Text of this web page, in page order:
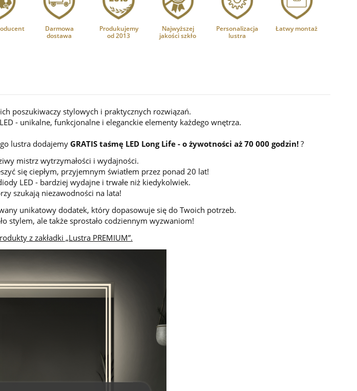
Darmowa
dostawa
Produkujemy
od 2013
Najwyższej
jakości szkło
Personalizacja
lustra
Łatwy montaż
poszukiwaczy stylowych i praktycznych rozwiązań.
- unikalne, funkcjonalne i eleganckie elementy każdego wnętrza.
lustra dodajemy GRATIS taśmę LED Long Life - o żywotności aż 70 000 godzin! ?
mistrz wytrzymałości i wydajności.
się ciepłym, przyjemnym światłem przez ponad 20 lat!
LED - bardziej wydajne i trwałe niż kiedykolwiek.
szukają niezawodności na lata!
unikatowy dodatek, który dopasowuje się do Twoich potrzeb.
stylem, ale także sprostało codziennym wyzwaniom!
z zakładki „Lustra PREMIUM”.